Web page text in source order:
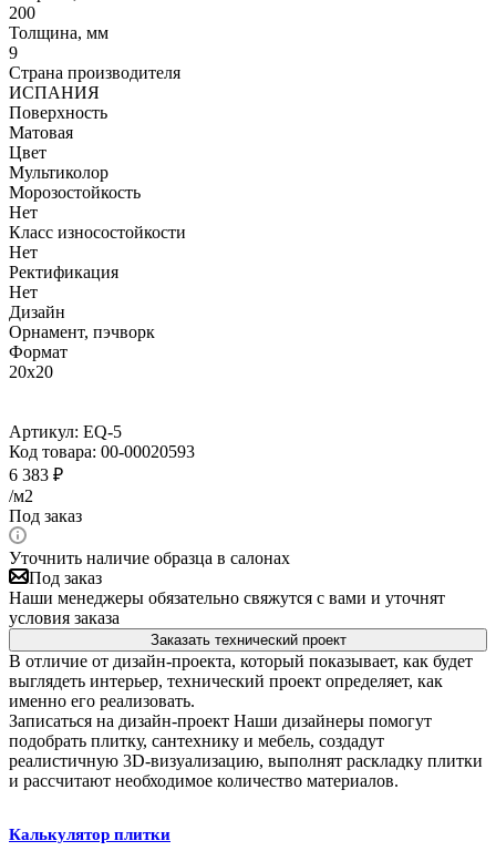
200
Толщина, мм
9
Страна производителя
ИСПАНИЯ
Поверхность
Матовая
Цвет
Мультиколор
Морозостойкость
Нет
Класс износостойкости
Нет
Ректификация
Нет
Дизайн
Орнамент, пэчворк
Формат
20x20
Артикул: EQ-5
Код товара: 00-00020593
6 383 ₽
/м2
Под заказ
Уточнить наличие образца в салонах
Под заказ
Наши менеджеры обязательно свяжутся с вами и уточнят
условия заказа
Заказать технический проект
В отличие от дизайн-проекта, который показывает, как будет
выглядеть интерьер, технический проект определяет, как
именно его реализовать.
Записаться на дизайн-проект Наши дизайнеры помогут
подобрать плитку, сантехнику и мебель, создадут
реалистичную 3D-визуализацию, выполнят раскладку плитки
и рассчитают необходимое количество материалов.
Калькулятор плитки